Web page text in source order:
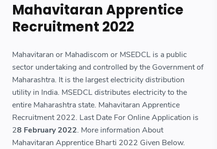
Mahavitaran Apprentice
Recruitment 2022
Mahavitaran or Mahadiscom or MSEDCL is a public
sector undertaking and controlled by the Government of
Maharashtra. It is the largest electricity distribution
utility in India. MSEDCL distributes electricity to the
entire Maharashtra state. Mahavitaran Apprentice
Recruitment 2022. Last Date For Online Application is
28 February 2022. More information About
Mahavitaran Apprentice Bharti 2022 Given Below.